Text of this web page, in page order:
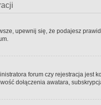
upewnij się, że podajesz
forum czy rejestracja
dołączenia awatara,